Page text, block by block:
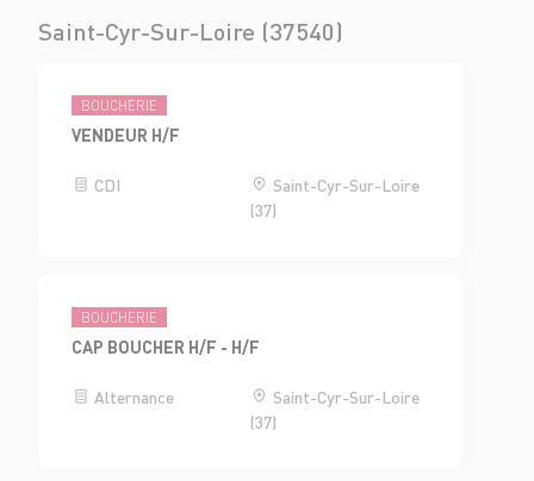
Saint-Cyr-Sur-Loire (37540)
BOUCHERIE
VENDEUR H/F
CDI
Saint-Cyr-Sur-Loire
(37)
BOUCHERIE
CAP BOUCHER H/F - H/F
Alternance
Saint-Cyr-Sur-Loire
(37)